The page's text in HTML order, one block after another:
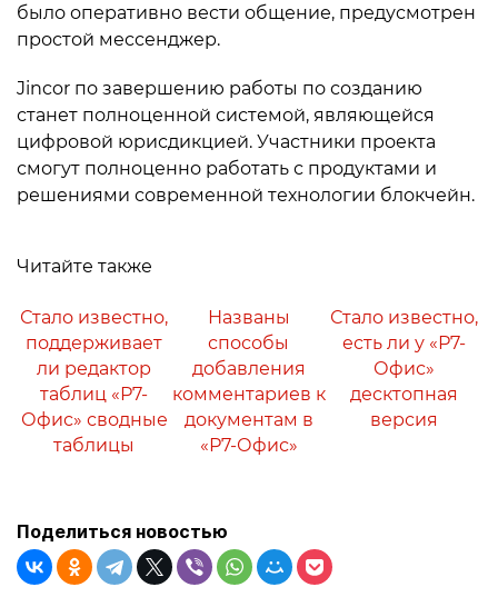
было оперативно вести общение, предусмотрен
простой мессенджер.
Jincor по завершению работы по созданию
станет полноценной системой, являющейся
цифровой юрисдикцией. Участники проекта
смогут полноценно работать с продуктами и
решениями современной технологии блокчейн.
Читайте также
Стало известно,
поддерживает
ли редактор
таблиц «Р7-
Офис» сводные
таблицы
Названы
способы
добавления
комментариев к
документам в
«Р7-Офис»
Стало известно,
есть ли у «Р7-
Офис»
десктопная
версия
Поделиться новостью